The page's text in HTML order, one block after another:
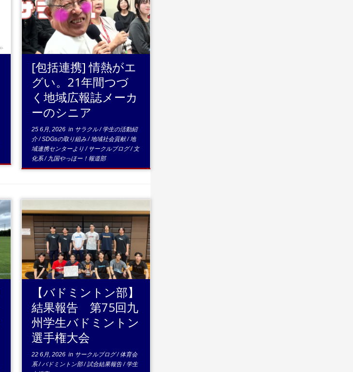
...続きを読む
[包括連携] 情熱がエ
グい。21年間つづ
く地域広報誌メーカ
ーのシニア
25 6月, 2026 in サラクル/学生の活動紹
介/SDGsの取り組み/地域社会貢献/地
域連携センターより/ サークルブログ/ 文
化系/九国やっほー！報道部
...続きを読む
【バドミントン部】
結果報告 第75回九
州学生バドミントン
選手権大会
22 6月, 2026 in サークルブログ/体育会
系/バドミントン部/試合結果報告/学生